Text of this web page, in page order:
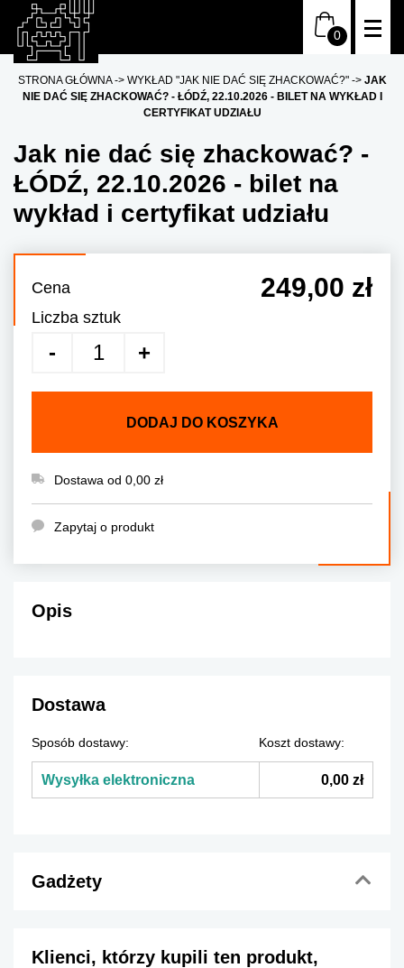
STRONA GŁÓWNA WYKŁAD "JAK NIE DAĆ SIĘ ZHACKOWAĆ?"
JAK
NIE DAĆ SIĘ ZHACKOWAĆ? - ŁÓDŹ, 22.10.2026 - BILET NA WYKŁAD I
CERTYFIKAT UDZIAŁU
Jak nie dać się zhackować? -
ŁÓDŹ, 22.10.2026 - bilet na
wykład i certyfikat udziału
Opis
Dostawa
Sposób dostawy: Koszt dostawy:
Wysyłka elektroniczna 0,00 zł
Gadżety
Klienci, którzy kupili ten produkt,
Cena 249,00 zł
Liczba sztuk
DODAJ DO KOSZYKA
Dostawa od 0,00 zł
Zapytaj o produkt